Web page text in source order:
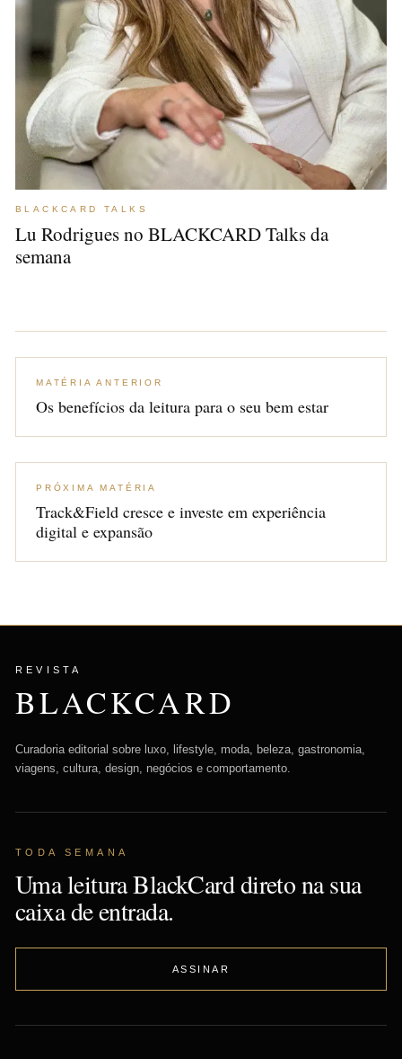
BLACKCARD TALKS
Lu Rodrigues no BLACKCARD Talks da
semana
MATÉRIA ANTERIOR
Os benefícios da leitura para o seu bem estar
PRÓXIMA MATÉRIA
Track&Field cresce e investe em experiência
digital e expansão
REVISTA
BLACKCARD
Curadoria editorial sobre luxo, lifestyle, moda, beleza, gastronomia,
viagens, cultura, design, negócios e comportamento.
TODA SEMANA
Uma leitura BlackCard direto na sua
caixa de entrada.
ASSINAR